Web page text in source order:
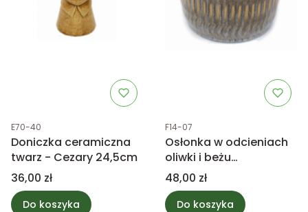
Kod produktu
E70-40
Doniczka ceramiczna
twarz - Cezary 24,5cm
Cena
36,00 zł
Do koszyka
Kod produktu
F14-07
Osłonka w odcieniach
oliwki i beżu
15,5x15,5x17cm
Cena
48,00 zł
Do koszyka